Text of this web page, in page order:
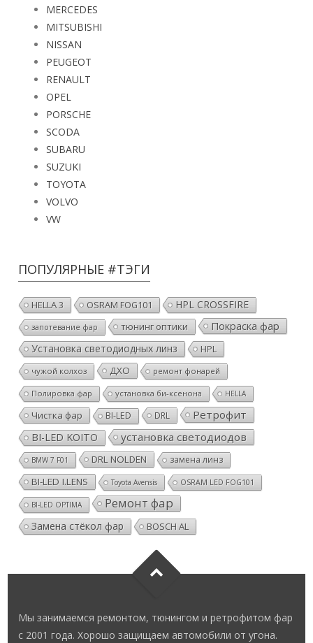
MERCEDES
MITSUBISHI
NISSAN
PEUGEOT
RENAULT
OPEL
PORSCHE
SCODA
SUBARU
SUZUKI
TOYOTA
VOLVO
VW
ПОПУЛЯРНЫЕ #ТЭГИ
HELLA 3 OSRAM FOG101 HPL CROSSFIRE
запотевание фар тюнинг оптики Покраска фар
Установка светодиодных линз HPL
чужой колхоз ДХО ремонт фонарей
Полировка фар установка би-ксенона HELLA
Чистка фар BI-LED DRL Ретрофит
BI-LED KOITO установка светодиодов
BMW 7 F01 DRL NOLDEN замена линз
BI-LED I.LENS Toyota Avensis OSRAM LED FOG101
BI-LED OPTIMA Ремонт фар
Замена стёкол фар BOSCH AL
Мы занимаемся ремонтом, тюнингом и ретрофитом фар
с 2001 года. Хорошо защищаем автомобили от угона.